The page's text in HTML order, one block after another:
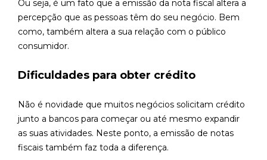
Ou seja, é um fato que a emissão da nota fiscal altera a
percepção que as pessoas têm do seu negócio. Bem
como, também altera a sua relação com o público
consumidor.
Dificuldades para obter crédito
Não é novidade que muitos negócios solicitam crédito
junto a bancos para começar ou até mesmo expandir
as suas atividades. Neste ponto, a emissão de notas
fiscais também faz toda a diferença.